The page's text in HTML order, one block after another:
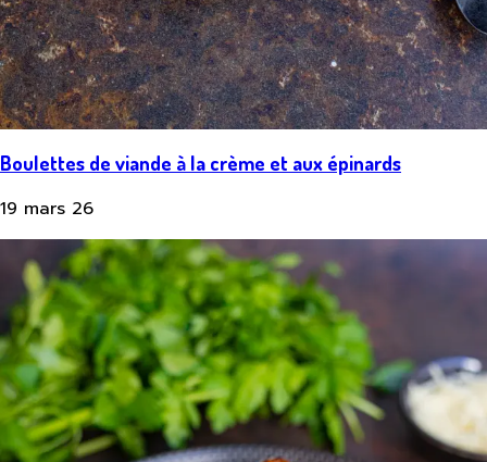
Boulettes de viande à la crème et aux épinards
19 mars 26